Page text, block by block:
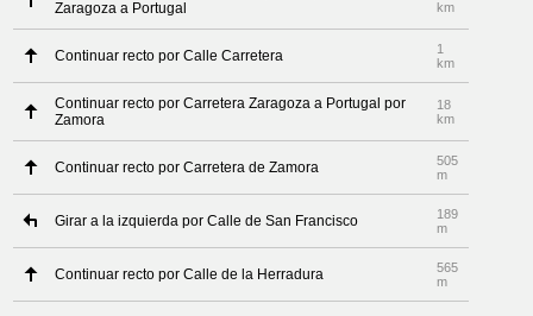
Zaragoza a Portugal
km
Continuar recto por Calle Carretera
1
km
Continuar recto por Carretera Zaragoza a Portugal por
Zamora
18
km
Continuar recto por Carretera de Zamora
505
m
Girar a la izquierda por Calle de San Francisco
189
m
Continuar recto por Calle de la Herradura
565
m